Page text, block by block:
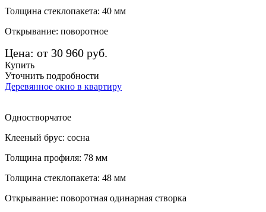
Толщина стеклопакета: 40 мм
Открывание: поворотное
Цена: от 30 960 руб.
Купить
Уточнить подробности
Деревянное окно в квартиру
Одностворчатое
Клееный брус: сосна
Толщина профиля: 78 мм
Толщина стеклопакета: 48 мм
Открывание: поворотная одинарная створка